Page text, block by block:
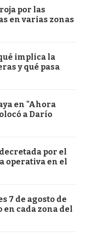
por las
en varias zonas
implica la
y qué pasa
en "Ahora
a Darío
por el
operativa en el
7 de agosto de
en cada zona del